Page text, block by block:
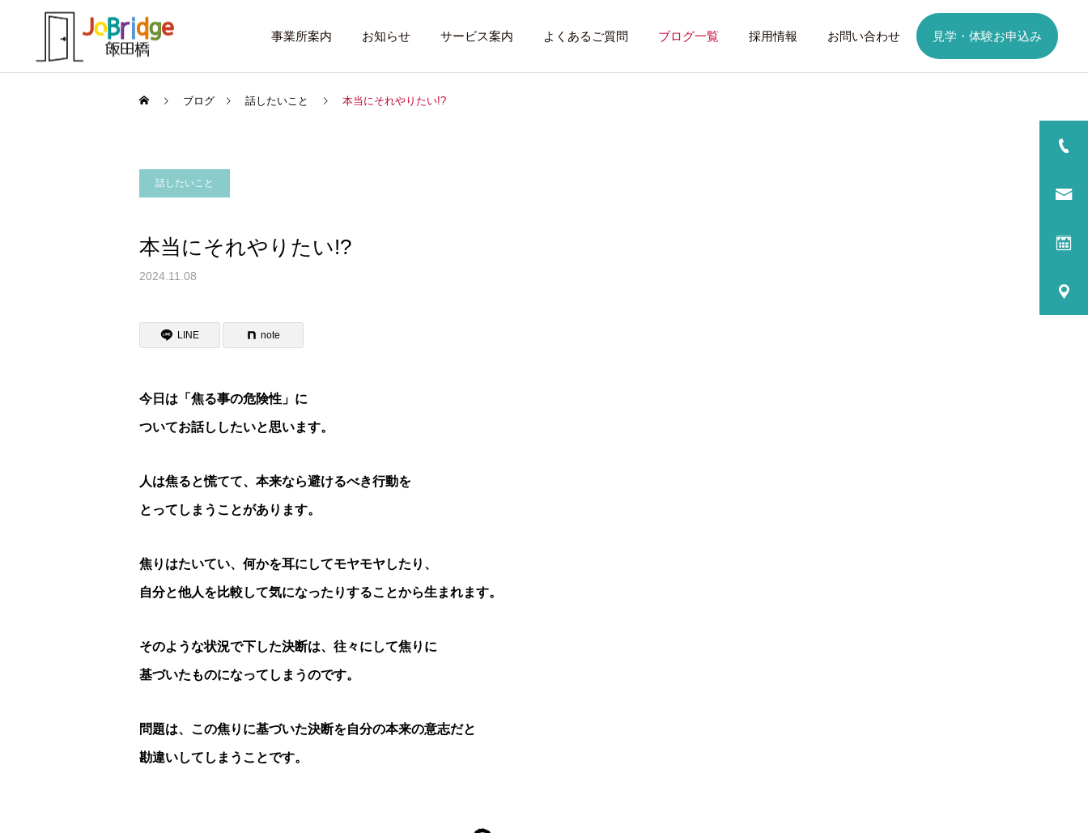
事業所案内 お知らせ サービス案内 よくあるご質問 ブログ一覧 採用情報 お問い合わせ 見学・体験お申込み
働き続けるための土台
ブログ 話したいこと 本当にそれやりたい!?
話したいこと
本当にそれやりたい!?
2024.11.08
LINE note
今日は「焦る事の危険性」に
ついてお話ししたいと思います。
人は焦ると慌てて、本来なら避けるべき行動を
とってしまうことがあります。
焦りはたいてい、何かを耳にしてモヤモヤしたり、
自分と他人を比較して気になったりすることから生まれます。
そのような状況で下した決断は、往々にして焦りに
基づいたものになってしまうのです。
問題は、この焦りに基づいた決断を自分の本来の意志だと
勘違いしてしまうことです。